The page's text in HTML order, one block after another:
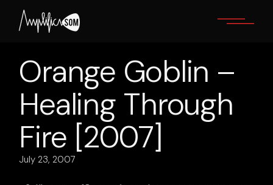
content
Orange Goblin –
Healing Through
Fire [2007]
July 23, 2007